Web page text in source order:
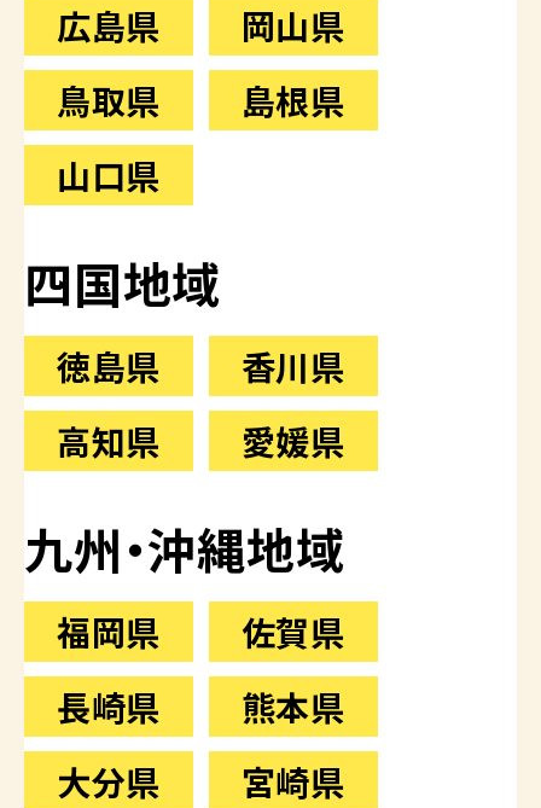
広島県
岡山県
鳥取県
島根県
山口県
四国地域
徳島県
香川県
高知県
愛媛県
九州・沖縄地域
福岡県
佐賀県
長崎県
熊本県
大分県
宮崎県